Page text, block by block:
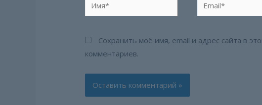
Сохранить моё имя, email и адрес сайта в
комментариев.